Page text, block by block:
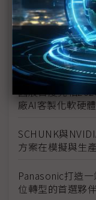
資料備援也能「
M6 系列震撼登場
PBA碧綠威 推出
米高精密雙架龍
圓展首度亮相
廠AI客製化軟硬
SCHUNK與
方案在模擬與生
Panasonic打造
位轉型的首選夥伴